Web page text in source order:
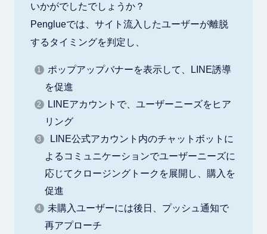
いかがでしたでしょうか？
Penglueでは、サイト流入したユーザーが離脱
するタイミングを判定し、
ポップアップバナーを表示して、LINE誘導
を促進
LINEアカウントで、ユーザーニーズをヒア
リング
LINE公式アカウント内のチャットボットに
よるコミュニケーションでユーザーニーズに
応じてクロージングトークを展開し、購入を
促進
未購入ユーザーには後日、プッシュ通知で
再アプローチ